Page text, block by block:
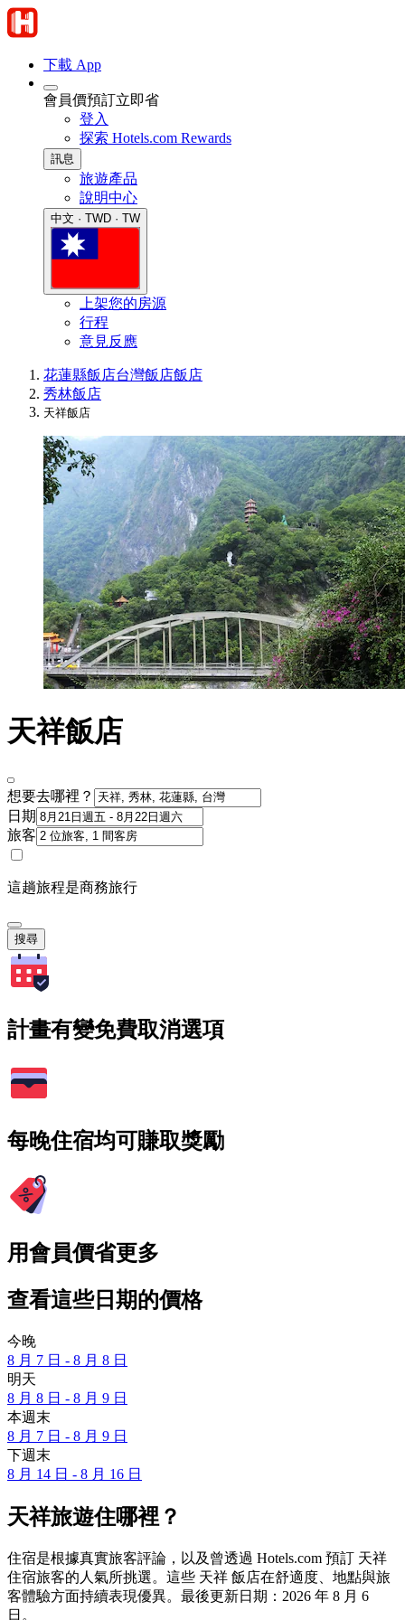
下載 App
會員價預訂立即省
登入
探索 Hotels.com Rewards
訊息
旅遊產品
說明中心
中文 · TWD · TW
上架您的房源
行程
意見反應
花蓮縣飯店台灣飯店飯店
秀林飯店
天祥飯店
天祥飯店
想要去哪裡？
日期
旅客
這趟旅程是商務旅行
搜尋
計畫有變免費取消選項
每晚住宿均可賺取獎勵
用會員價省更多
查看這些日期的價格
今晚
8 月 7 日 - 8 月 8 日
明天
8 月 8 日 - 8 月 9 日
本週末
8 月 7 日 - 8 月 9 日
下週末
8 月 14 日 - 8 月 16 日
天祥旅遊住哪裡？
住宿是根據真實旅客評論，以及曾透過 Hotels.com 預訂 天祥
住宿旅客的人氣所挑選。這些 天祥 飯店在舒適度、地點與旅
客體驗方面持續表現優異。最後更新日期： 2026 年 8 月 6
日 。